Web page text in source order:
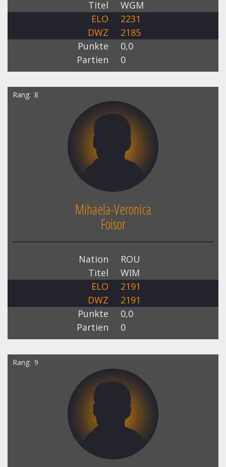
Titel
WGM
ELO
2231
DWZ
2185
Punkte
0,0
Partien
0
Rang 8
Mihaela-Veronica
Foisor
Nation
ROU
Titel
WIM
ELO
2191
DWZ
2191
Punkte
0,0
Partien
0
Rang 9